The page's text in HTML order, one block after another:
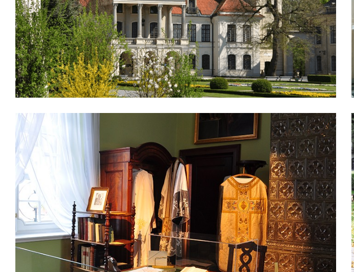
Pałac
Ksiądz Stefan Wyszyński w Kozłówce 1940–1941